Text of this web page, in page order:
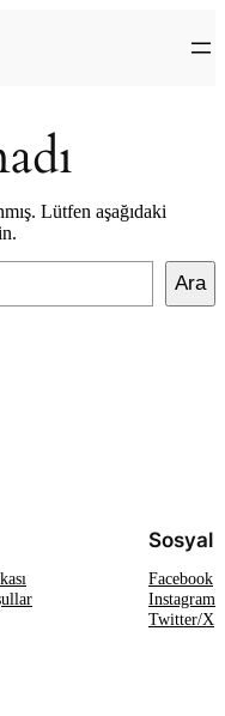
Lütfen aşağıdaki
Ara
Sosyal
Facebook
Instagram
Twitter/X